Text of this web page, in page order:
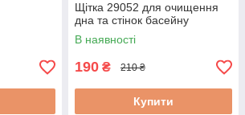
Щітка 29052 для очищення
дна та стінок басейну
В наявності
190 ₴ 210 ₴
Купити